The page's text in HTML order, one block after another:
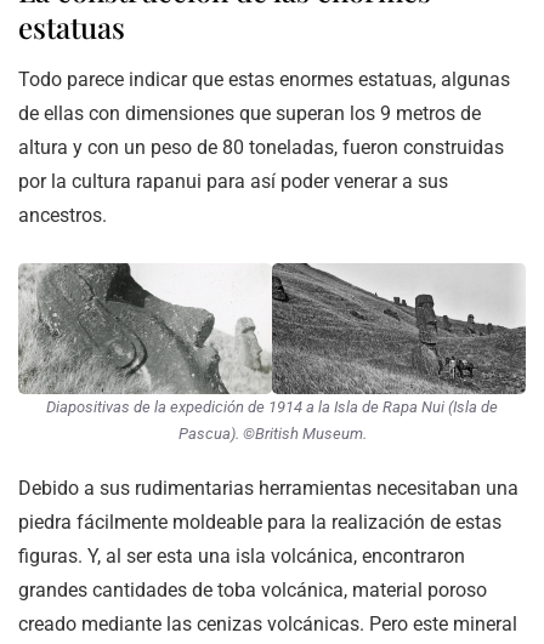
estatuas
Todo parece indicar que estas enormes estatuas, algunas
de ellas con dimensiones que superan los 9 metros de
altura y con un peso de 80 toneladas, fueron construidas
por la cultura rapanui para así poder venerar a sus
ancestros.
Diapositivas de la expedición de 1914 a la Isla de Rapa Nui (Isla de
Pascua). ©British Museum.
Debido a sus rudimentarias herramientas necesitaban una
piedra fácilmente moldeable para la realización de estas
figuras. Y, al ser esta una isla volcánica, encontraron
grandes cantidades de toba volcánica, material poroso
creado mediante las cenizas volcánicas. Pero este mineral